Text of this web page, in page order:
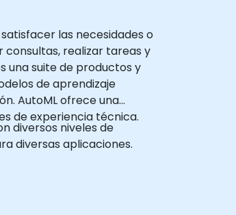
las necesidades o
realizar tareas y
una suite de productos y
de aprendizaje
AutoML ofrece una
de experiencia técnica.
diversos niveles de
diversas aplicaciones.